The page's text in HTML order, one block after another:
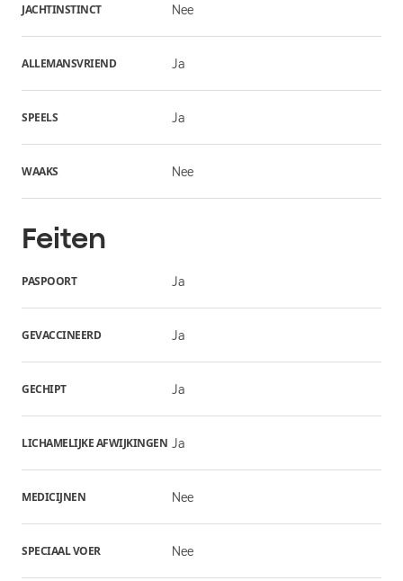
JACHTINSTINCT Nee
ALLEMANSVRIEND Ja
SPEELS Ja
WAAKS Nee
Feiten
PASPOORT Ja
GEVACCINEERD Ja
GECHIPT Ja
LICHAMELIJKE AFWIJKINGEN Ja
MEDICIJNEN Nee
SPECIAAL VOER Nee